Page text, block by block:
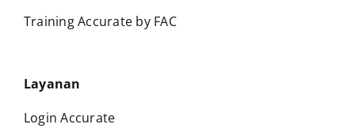
Training Accurate by FAC
Layanan
Login Accurate